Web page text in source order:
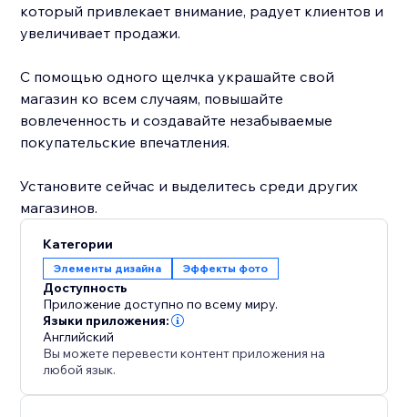
который привлекает внимание, радует клиентов и
увеличивает продажи.
С помощью одного щелчка украшайте свой
магазин ко всем случаям, повышайте
вовлеченность и создавайте незабываемые
покупательские впечатления.
Установите сейчас и выделитесь среди других
магазинов.
Категории
Элементы дизайна Эффекты фото
Доступность
Приложение доступно по всему миру.
Языки приложения:
Английский
Вы можете перевести контент приложения на
любой язык.